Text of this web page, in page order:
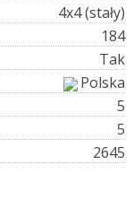
4x4 (stały)
184
Tak
Polska
5
5
2645